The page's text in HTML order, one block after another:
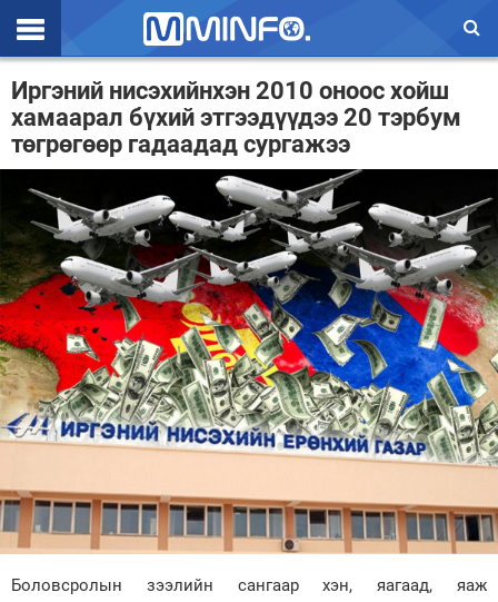
Эхлэл
Цаг агаар
Валют ханш
Улс төр
Эдийн засаг
Үзэл бодол
Спорт
Нийгэм
Дэлхий
Энтертайнмэнт
Зурхай
Иргэний нисэхийнхэн 2010 оноос хойш
хамаарал бүхий этгээдүүдээ 20 тэрбум
төгрөгөөр гадаадад сургажээ
Боловсролын зээлийн сангаар хэн, яагаад, яаж